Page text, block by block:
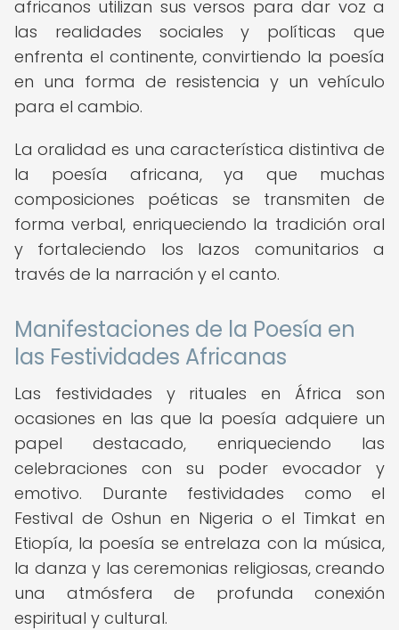
africanos utilizan sus versos para dar voz a
las realidades sociales y políticas que
enfrenta el continente, convirtiendo la poesía
en una forma de resistencia y un vehículo
para el cambio.
La oralidad es una característica distintiva de
la poesía africana, ya que muchas
composiciones poéticas se transmiten de
forma verbal, enriqueciendo la tradición oral
y fortaleciendo los lazos comunitarios a
través de la narración y el canto.
Manifestaciones de la Poesía en
las Festividades Africanas
Las festividades y rituales en África son
ocasiones en las que la poesía adquiere un
papel destacado, enriqueciendo las
celebraciones con su poder evocador y
emotivo. Durante festividades como el
Festival de Oshun en Nigeria o el Timkat en
Etiopía, la poesía se entrelaza con la música,
la danza y las ceremonias religiosas, creando
una atmósfera de profunda conexión
espiritual y cultural.